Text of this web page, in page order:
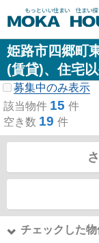
姫路市四郷町
(賃貸)、住宅
募集中のみ表示
該当物件 15 件
空き数 19 件
チェックした